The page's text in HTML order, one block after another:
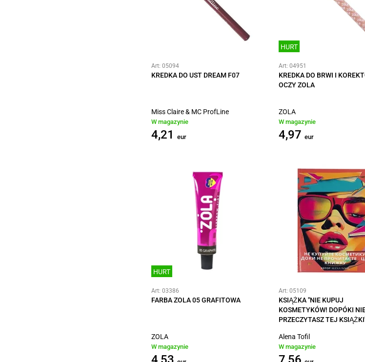
Art: 05094
KREDKA DO UST DREAM F07
Miss Claire & MC ProfLine
W magazynie
4,21 eur
HURT
Art: 04951
KREDKA DO BRWI I
OCZY ZOLA
ZOLA
W magazynie
4,97 eur
HURT
Art: 03386
FARBA ZOLA 05 GRAFITOWA
ZOLA
W magazynie
Art: 05109
KSIĄŻKA "NIE KUPUJ
KOSMETYKÓW! DOPÓKI
PRZECZYTASZ TEJ
Alena Tofil
W magazynie